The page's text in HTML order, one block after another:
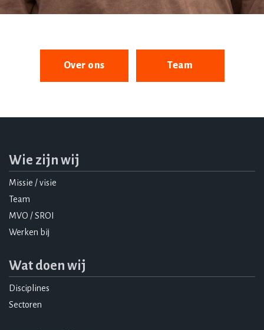
Over ons Team
Wie zijn wij
Missie / visie
Team
MVO / SROI
Werken bij
Wat doen wij
Disciplines
Sectoren